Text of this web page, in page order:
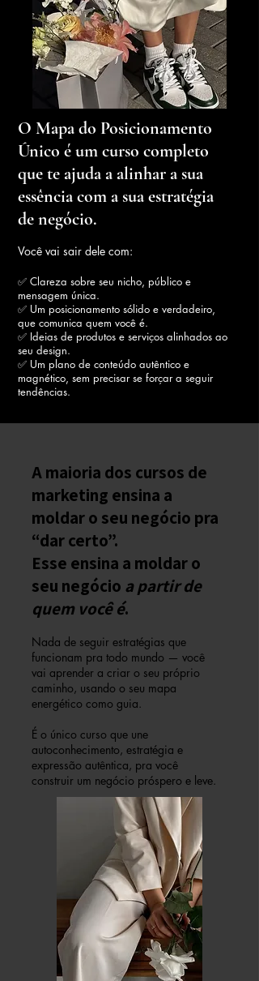
O Mapa do Posicionamento
Único é um curso completo
que te ajuda a alinhar a sua
essência com a sua estratégia
de negócio.
Você vai sair dele com:
✅ Clareza sobre seu nicho, público e
mensagem única.
✅ Um posicionamento sólido e verdadeiro,
que comunica quem você é.
✅ Ideias de produtos e serviços alinhados ao
seu design.
✅ Um plano de conteúdo autêntico e
magnético, sem precisar se forçar a seguir
tendências.
A maioria dos cursos de
marketing ensina a
moldar o seu negócio pra
“dar certo”.
Esse ensina a moldar o
seu negócio a partir de
quem você é.
Nada de seguir estratégias que
funcionam pra todo mundo — você
vai aprender a criar o seu próprio
caminho, usando o seu mapa
energético como guia.
É o único curso que une
autoconhecimento, estratégia e
expressão autêntica, pra você
construir um negócio próspero e leve.